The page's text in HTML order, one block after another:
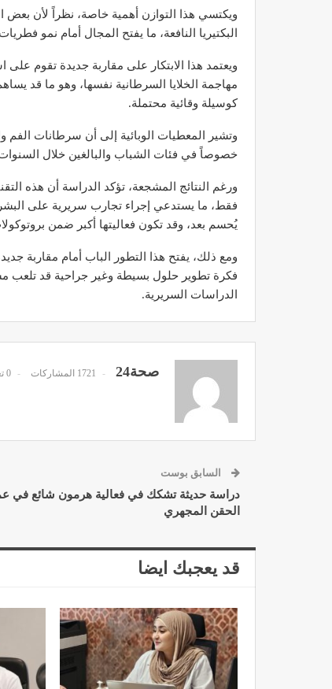
ويكتسي هذا التوازن أهمية خاصة، نظراً لأن بعض
البكتيريا النافعة، ما يفتح المجال أمام نمو
ويعتمد هذا الابتكار على مقاربة جديدة تقوم
مهاجمة الخلايا السرطانية نفسها، وهو ما قد
كوسيلة وقائية محتملة.
وتشير المعطيات الوبائية إلى أن سرطانات الفم
خصوصاً في فئات الشباب والبالغين خلال السنوات
ورغم النتائج المشجعة، تؤكد الدراسة أن هذه
فقط، ما يستدعي إجراء تجارب سريرية على
يُحسم بعد، وقد تكون فعاليتها أكبر ضمن
ومع ذلك، يفتح هذا التطور الباب أمام مقاربة
فكرة تطوير حلول بسيطة وغير جراحية قد تلعب
الدراسات السريرية.
صحة24 1721 المشاركات 0 تعليقات
السابق بوست
دراسة حديثة تشكك في فعالية هرمون شائع في
الحقن المجهري
قد يعجبك ايضا
مصحة الأخوين
وتجهيزات حديثة
ديسمبر 14, 2022
الدكتور مصطفى مودن
لمرضى السكري